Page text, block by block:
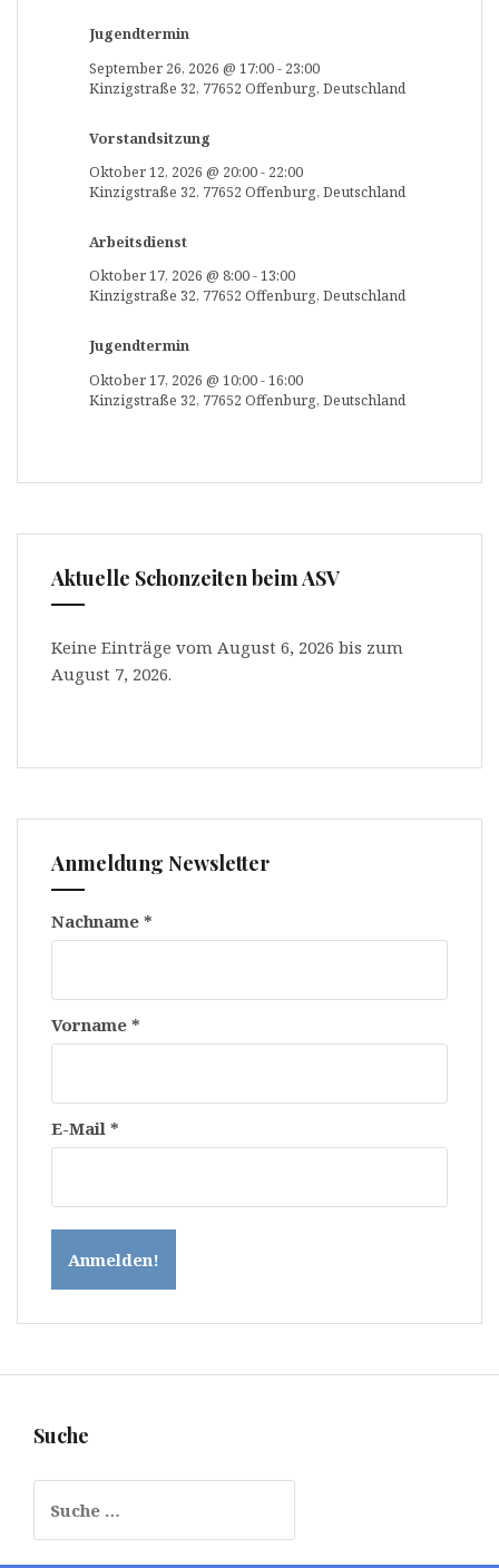
Jugendtermin
September 26, 2026 @ 17:00- 23:00
Kinzigstraße 32, 77652 Offenburg, Deutschland
Vorstandsitzung
Oktober 12, 2026 @ 20:00- 22:00
Kinzigstraße 32, 77652 Offenburg, Deutschland
Arbeitsdienst
Oktober 17, 2026 @ 8:00-13:00
Kinzigstraße 32, 77652 Offenburg, Deutschland
Jugendtermin
Oktober 17, 2026 @ 10:00-16:00
Kinzigstraße 32, 77652 Offenburg, Deutschland
Aktuelle Schonzeiten beim ASV
Keine Einträge vom August 6, 2026 bis zum
August 7, 2026.
Anmeldung Newsletter
Nachname *
Vorname *
E-Mail *
Suche
nach: